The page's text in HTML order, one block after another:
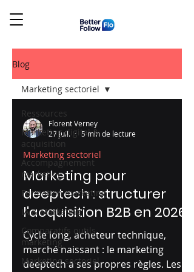
Blog
Ressources
Marketing digital &
acquisition
Accompagnement
marketing
Formation marketing
IA & Marketing
Comparatifs outils
marketing
Marketing sectoriel
Marketing sectoriel
Florent Verney
27 juil.
5 min de lecture
Marketing sectoriel
Marketing pour
deeptech : structurer
l'acquisition B2B en 2026
Cycle long, acheteur technique,
marché naissant : le marketing
deeptech a ses propres règles. Les 5